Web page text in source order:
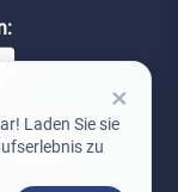
×
Laden Sie sie
zu